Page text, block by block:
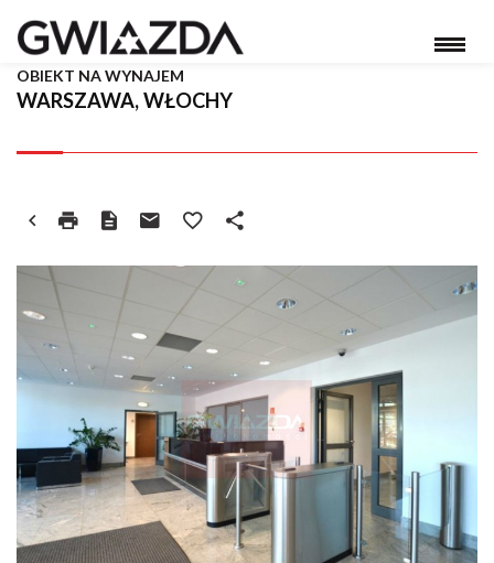
WARSZAWA, WŁOCHY
OBIEKT NA WYNAJEM